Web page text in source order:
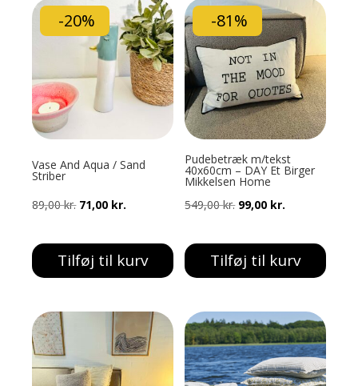
-20%
Vase And Aqua / Sand
Striber
89,00kr. Den
pris
var:
71,00 kr.
pris
er:
Tilføj til kurv
-81%
Pudebetræk m/tekst
40x60cm – DAY Et Birger
Mikkelsen Home
549,00kr. Den
pris
var:
99,00 kr.
pris
er:
Tilføj til kurv